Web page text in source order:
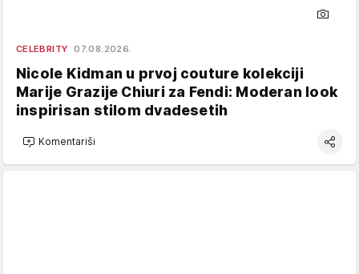
CELEBRITY 07.08.2026.
Nicole Kidman u prvoj couture kolekciji
Marije Grazije Chiuri za Fendi: Moderan look
inspirisan stilom dvadesetih
Komentariši